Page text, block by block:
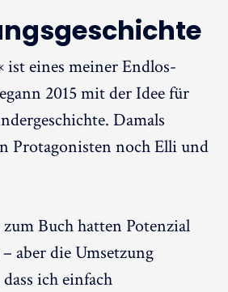
ist eines meiner Endlos-
2015 mit der Idee für
Damals
Protagonisten noch Elli und
Buch hatten Potenzial
aber die Umsetzung
ich einfach